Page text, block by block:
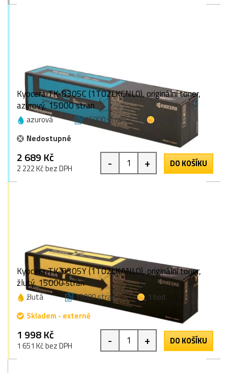
Kyocera TK-8305C (1T02LKCNL0), originální toner,
azurový, 15000 stran
azurová 15000 stran
Nedostupné
2 689 Kč
2 222 Kč bez DPH - + DO KOŠÍKU
Kyocera TK-8305Y (1T02LKANL0), originální toner,
žlutý, 15000 stran
žlutá 15000 stran
1 bod
Skladem - externě
1 998 Kč
1 651 Kč bez DPH - + DO KOŠÍKU